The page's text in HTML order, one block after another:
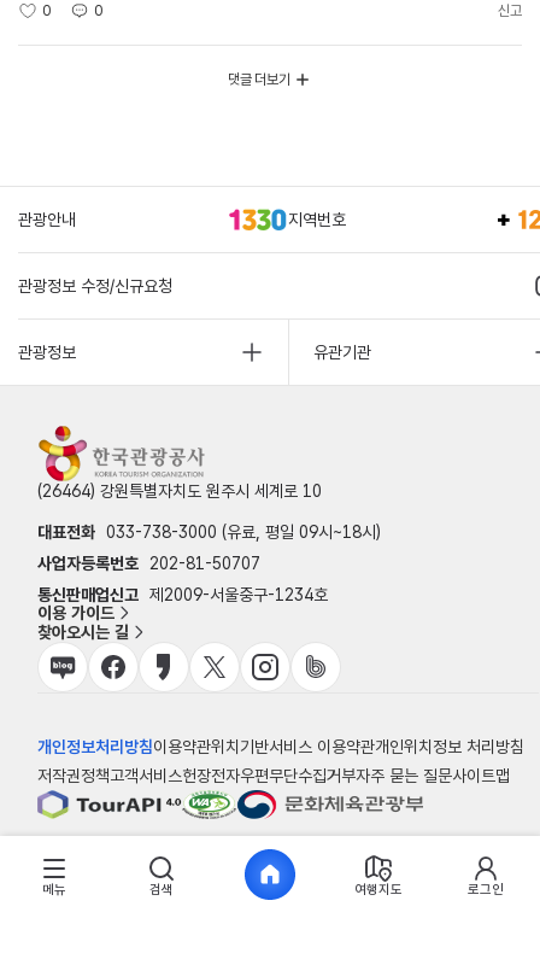
0 0 신고
댓글 더보기
관광안내 지역번호
관광정보 수정/신규요청
관광정보 유관기관
(26464) 강원특별자치도 원주시 세계로 10
대표전화 033-738-3000 (유료, 평일 09시~18시)
사업자등록번호
202-81-50707
통신판매업신고 제2009-서울중구-1234호
이용 가이드
찾아오시는 길
개인정보처리방침이용약관위치기반서비스 이용약관개인위치정보 처리방침
저작권정책고객서비스헌장전자우편무단수집거부자주 묻는 질문사이트맵
© 한국관광공사
메뉴 검색 여행지도 로그인